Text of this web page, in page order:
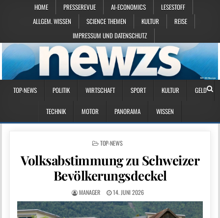
HOME PRESSEREVUE AI-ECONOMICS
LESESTOFF
ALLGEM. WISSEN
SCIENCE THEMEN KULTUR
REISE
IMPRESSUM UND DATENSCHUTZ
TOP-NEWS POLITIK WIRTSCHAFT SPORT KULTUR GELD
TECHNIK MOTOR PANORAMA WISSEN
POSTED IN
TOP-NEWS
Volksabstimmung zu Schweizer
Bevölkerungsdeckel
MANAGER 14. JUNI 2026